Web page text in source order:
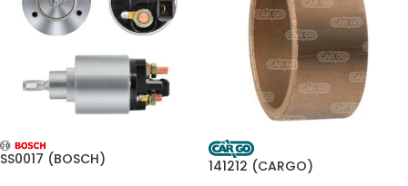
SS0017 (BOSCH) 141212 (CARGO)